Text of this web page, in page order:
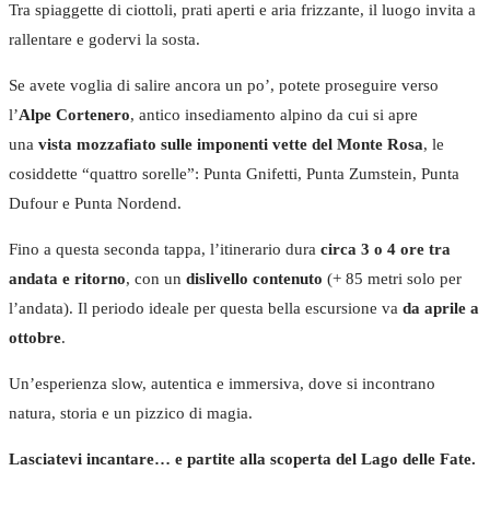
Tra spiaggette di ciottoli, prati aperti e aria frizzante, il luogo invita a
rallentare e godervi la sosta.
Se avete voglia di salire ancora un po’, potete proseguire verso
l’Alpe Cortenero, antico insediamento alpino da cui si apre
una vista mozzafiato sulle imponenti vette del Monte Rosa, le
cosiddette “quattro sorelle”: Punta Gnifetti, Punta Zumstein, Punta
Dufour e Punta Nordend.
Fino a questa seconda tappa, l’itinerario dura circa 3 o 4 ore tra
andata e ritorno, con un dislivello contenuto (+ 85 metri solo per
l’andata). Il periodo ideale per questa bella escursione va da aprile a
ottobre.
Un’esperienza slow, autentica e immersiva, dove si incontrano
natura, storia e un pizzico di magia.
Lasciatevi incantare… e partite alla scoperta del Lago delle Fate.